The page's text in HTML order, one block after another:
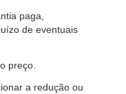
paga,
de eventuais
preço.
a redução ou